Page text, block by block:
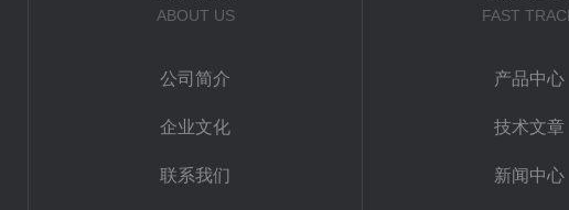
ABOUT US
公司简介
企业文化
联系我们
FAST
产品中心
技术文章
新闻中心